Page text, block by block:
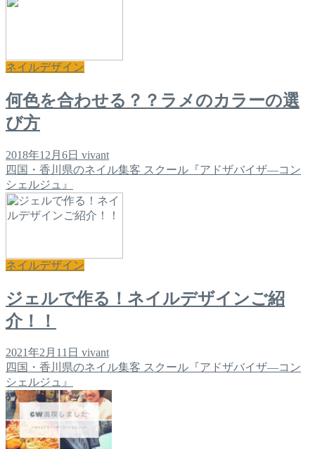
ネイルデザイン
何色を合わせる？？ラメのカラーの選
び方
2018年12月6日 vivant
四国・香川県のネイル集客 スクール『アドザバイザ―コン
シェルジュ』
ネイルデザイン
ジェルで作る！ネイルデザインご紹
介！！
2021年2月11日 vivant
四国・香川県のネイル集客 スクール『アドザバイザ―コン
シェルジュ』